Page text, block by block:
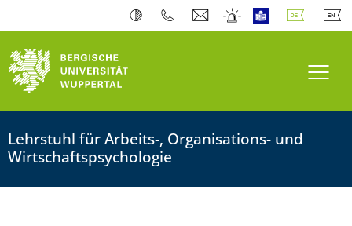
Lehrstuhl für Arbeits-, Organisations- und
Wirtschaftspsychologie